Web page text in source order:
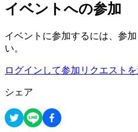
イベントへの参加
イベントに参加するには、参
い。
ログインして参加リクエストを
シェア